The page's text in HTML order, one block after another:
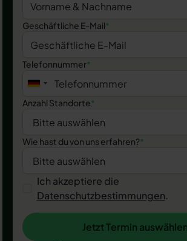
Geschäftliche E-Mail*
Telefonnummer*
Anzahl Standorte*
Wie hast du von uns erfahren?*
Ich akzeptiere die
Datenschutzbestimmungen.
Jetzt Termin auswählen
Jetzt Termin auswählen